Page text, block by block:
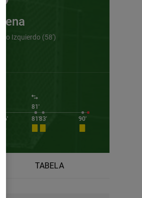
Izquierdo (58')
81'
76' 81'83' 90'
TABELA